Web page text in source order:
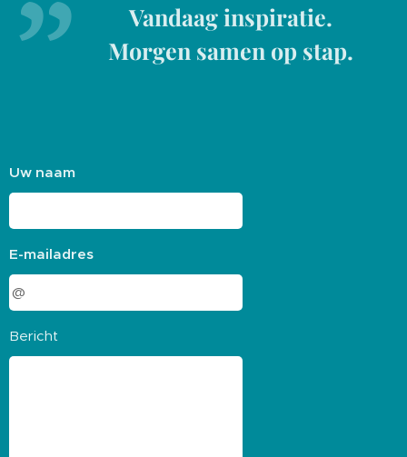
Vandaag inspiratie.
Morgen samen op stap.
Uw naam
E-mailadres
Bericht